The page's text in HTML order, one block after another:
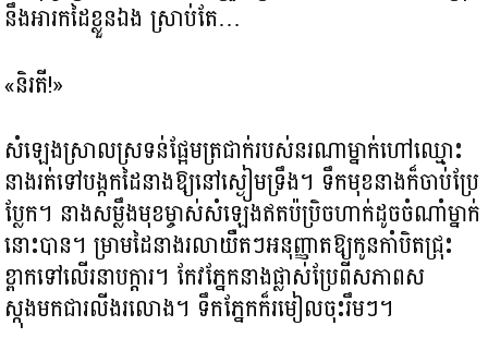
នឹងអារកដៃខ្លួនឯង ស្រាប់តែ…
«និរតី!»
សំឡេងស្រាលស្រទន់ផ្អែមត្រជាក់របស់នរណាម្នាក់ហៅឈ្មោះ
នាងរត់ទៅបង្កកដៃនាងឱ្យនៅស្ងៀមទ្រឹង។ ទឹកមុខនាងក៏ចាប់ប្រែ
ប្លែក។ នាងសម្លឹងមុខម្ចាស់សំឡេងឥតប៉ប្រិចហាក់ដូចចំណាំម្នាក់
នោះបាន។ ម្រាមដៃនាងរលាយឺតៗអនុញ្ញាតឱ្យកូនកាំបិតជ្រុះ
ខ្ពាកទៅលើរនាបក្ដារ។ កែវភ្នែកនាងផ្លាស់ប្រែពីសភាពស
ស្កុងមកជារលីងរលោង។ ទឹកភ្នែកក៏រមៀលចុះរឹមៗ។